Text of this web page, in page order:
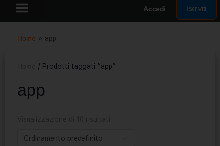
Accedi Iscriviti
Home » app
/ Prodotti taggati “app”
app